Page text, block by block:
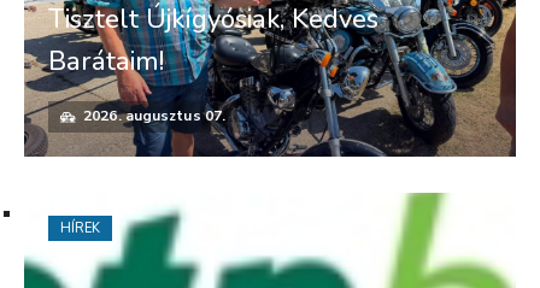
Tisztelt Újkígyósiak, Kedves
Barátaim!
2026. augusztus 07.
HÍREK